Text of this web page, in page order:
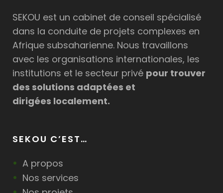
SEKOU est un cabinet de conseil spécialisé
dans la conduite de projets complexes en
Afrique subsaharienne. Nous travaillons
avec les organisations internationales, les
institutions et le secteur privé pour trouver
des solutions adaptées et
dirigées localement.
SEKOU C’EST…
A propos
Nos services